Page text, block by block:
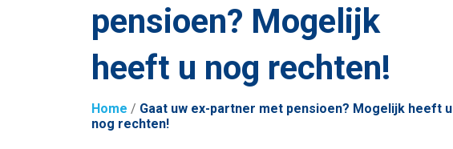
pensioen? Mogelijk
heeft u nog rechten!
Home / Gaat uw ex-partner met pensioen? Mogelijk heeft u
nog rechten!